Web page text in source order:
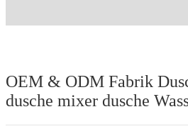
OEM & ODM Fabrik
dusche mixer dusche